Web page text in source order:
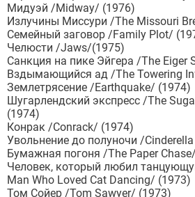
Мидуэй /Midway/ (1976)
Излучины Миссури /The Missouri
Семейный заговор /Family Plot/
Челюсти /Jaws/(1975)
Санкция на пике Эйгера /The Eiger
Вздымающийся ад /The Towering
Землетрясение /Earthquake/ (1974)
Шугарлендский экспресс /The
(1974)
Конрак /Conrack/ (1974)
Увольнение до полуночи /
Бумажная погоня /The Paper
Человек, который любил
Man Who Loved Cat Dancing/ (1973)
Том Сойер /Tom Sawyer/ (1973)